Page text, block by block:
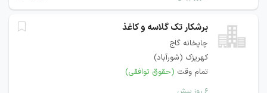
برشکار تک گلاسه و کاغذ
چاپخانه گاج
کهریزک (شورآباد)
تمام وقت (حقوق توافقی)